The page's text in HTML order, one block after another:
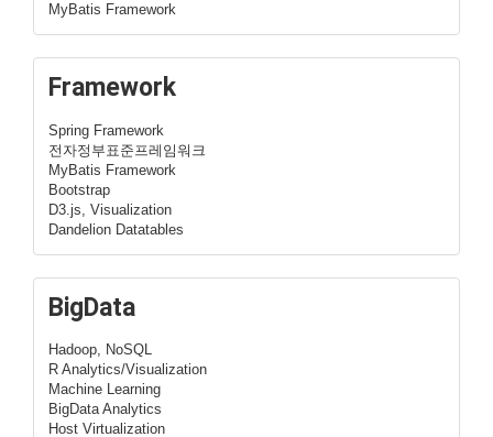
MyBatis Framework
Framework
Spring Framework
전자정부표준프레임워크
MyBatis Framework
Bootstrap
D3.js, Visualization
Dandelion Datatables
BigData
Hadoop, NoSQL
R Analytics/Visualization
Machine Learning
BigData Analytics
Host Virtualization